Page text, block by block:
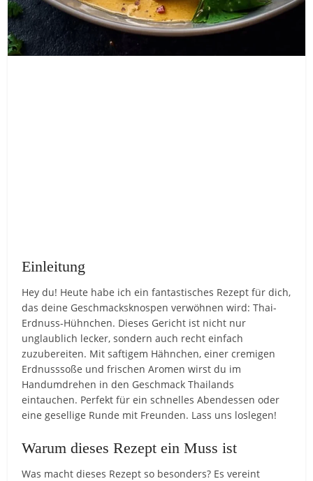
Einleitung
Hey du! Heute habe ich ein fantastisches Rezept für dich,
das deine Geschmacksknospen verwöhnen wird: Thai-
Erdnuss-Hühnchen. Dieses Gericht ist nicht nur
unglaublich lecker, sondern auch recht einfach
zuzubereiten. Mit saftigem Hähnchen, einer cremigen
Erdnusssoße und frischen Aromen wirst du im
Handumdrehen in den Geschmack Thailands
eintauchen. Perfekt für ein schnelles Abendessen oder
eine gesellige Runde mit Freunden. Lass uns loslegen!
Warum dieses Rezept ein Muss ist
Was macht dieses Rezept so besonders? Es vereint